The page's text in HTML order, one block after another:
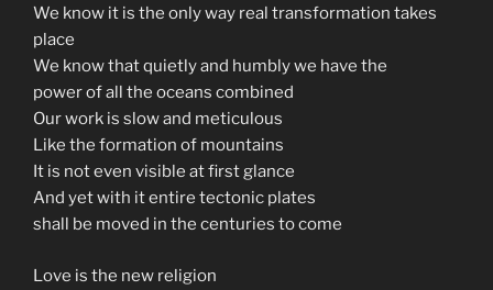
We know it is the only way real transformation takes
place
We know that quietly and humbly we have the
power of all the oceans combined
Our work is slow and meticulous
Like the formation of mountains
It is not even visible at first glance
And yet with it entire tectonic plates
shall be moved in the centuries to come
Love is the new religion